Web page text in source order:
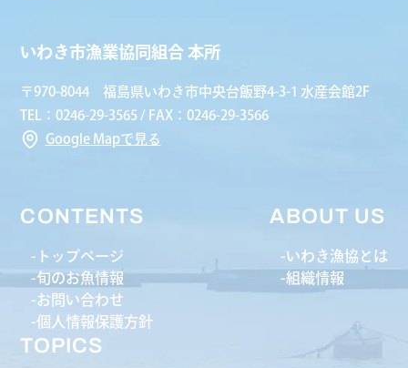
いわき市漁業協同組合 本所
〒970-8044 福島県いわき市中央台飯野4-3-1 水産会館2F
TEL：0246-29-3565 / FAX：0246-29-3566
Google Mapで見る
CONTENTS
トップページ
旬のお魚情報
お問い合わせ
個人情報保護方針
ABOUT US
いわき漁協とは
組織情報
TOPICS